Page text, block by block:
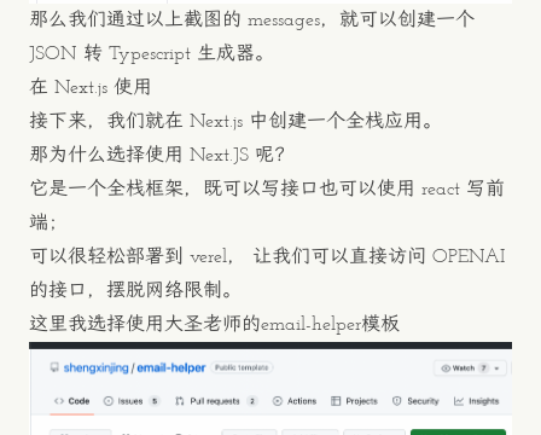
那么我们通过以上截图的 messages，就可以创建一个
JSON 转 Typescript 生成器。
在 Next.js 使用
接下来，我们就在 Next.js 中创建一个全栈应用。
那为什么选择使用 Next.JS 呢？
它是一个全栈框架，既可以写接口也可以使用 react 写前
端；
可以很轻松部署到 verel， 让我们可以直接访问 OPENAI
的接口，摆脱网络限制。
这里我选择使用大圣老师的email-helper模板